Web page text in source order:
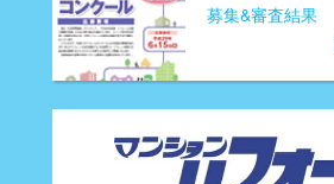
募集&審査結果